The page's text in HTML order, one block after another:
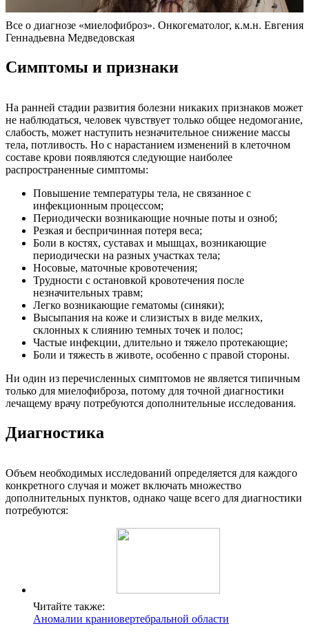
Все о диагнозе «миелофиброз». Онкогематолог, к.м.н. Евгения
Геннадьевна Медведовская
Симптомы и признаки
На ранней стадии развития болезни никаких признаков может
не наблюдаться, человек чувствует только общее недомогание,
слабость, может наступить незначительное снижение массы
тела, потливость. Но с нарастанием изменений в клеточном
составе крови появляются следующие наиболее
распространенные симптомы:
Повышение температуры тела, не связанное с
инфекционным процессом;
Периодически возникающие ночные поты и озноб;
Резкая и беспричинная потеря веса;
Боли в костях, суставах и мышцах, возникающие
периодически на разных участках тела;
Носовые, маточные кровотечения;
Трудности с остановкой кровотечения после
незначительных травм;
Легко возникающие гематомы (синяки);
Высыпания на коже и слизистых в виде мелких,
склонных к слиянию темных точек и полос;
Частые инфекции, длительно и тяжело протекающие;
Боли и тяжесть в животе, особенно с правой стороны.
Ни один из перечисленных симптомов не является типичным
только для миелофиброза, потому для точной диагностики
лечащему врачу потребуются дополнительные исследования.
Диагностика
Объем необходимых исследований определяется для каждого
конкретного случая и может включать множество
дополнительных пунктов, однако чаще всего для диагностики
потребуются:
Читайте также:
Аномалии краниовертебральной области